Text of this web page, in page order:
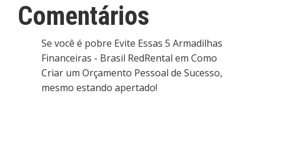
Comentários
Se você é pobre Evite Essas 5 Armadilhas
Financeiras - Brasil RedRental em Como
Criar um Orçamento Pessoal de Sucesso,
mesmo estando apertado!